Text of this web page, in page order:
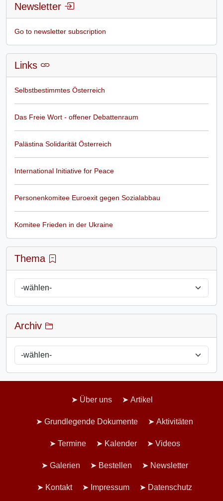
Newsletter
Go to newsletter subscription
Links
Selbstbestimmtes Österreich
Das Freie Wort - offener Debattenraum
Palästina Solidarität Österreich
International Initiative for Peace
Personenkomitee Euroexit gegen Sozialabbau
Komitee Frieden in der Ukraine
Thema
Archiv
Über uns Artikel
Grundlegende Dokumente Aktivitäten
Termine Kalender Videos
Galerien Bestellen Newsletter
Kontakt Impressum Datenschutz